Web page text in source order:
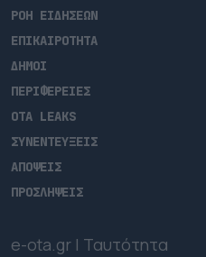
ΡΟΗ ΕΙΔΗΣΕΩΝ
ΕΠΙΚΑΙΡΟΤΗΤΑ
ΔΗΜΟΙ
ΠΕΡΙΦΕΡΕΙΕΣ
OTA LEAKS
ΣΥΝΕΝΤΕΥΞΕΙΣ
ΑΠΟΨΕΙΣ
ΠΡΟΣΛΗΨΕΙΣ
e-ota.gr | Ταυτότητα